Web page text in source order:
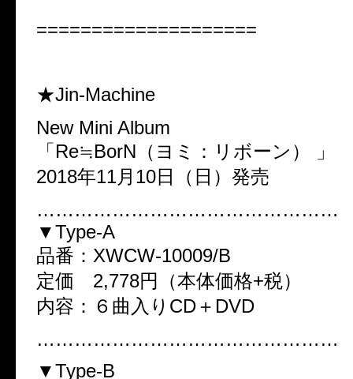
====================
★Jin-Machine
New Mini Album
「Re≒BorN（ヨミ：リボーン） 」
2018年11月10日（日）発売
…………………………………………
▼Type-A
品番：XWCW-10009/B
定価 2,778円（本体価格+税）
内容：６曲入りCD＋DVD
…………………………………………
▼Type-B